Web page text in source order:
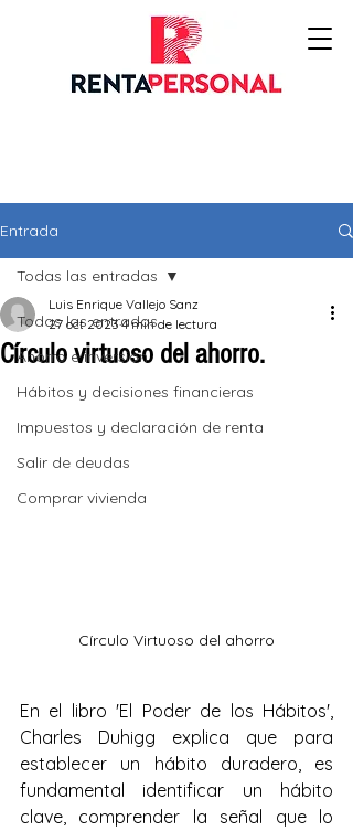
Entrada
Todas las entradas
Ahorro e inversión
Hábitos y decisiones financieras
Impuestos y declaración de renta
Salir de deudas
Comprar vivienda
Todas las entradas
Círculo virtuoso del ahorro.
Luis Enrique Vallejo Sanz
27 oct 20234 min de lectura
Círculo Virtuoso del ahorro
En el libro 'El Poder de los Hábitos',
Charles Duhigg explica que para
establecer un hábito duradero, es
fundamental identificar un hábito
clave, comprender la señal que lo